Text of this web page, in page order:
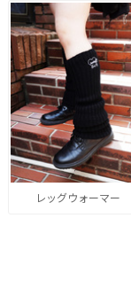
レッグウォーマー